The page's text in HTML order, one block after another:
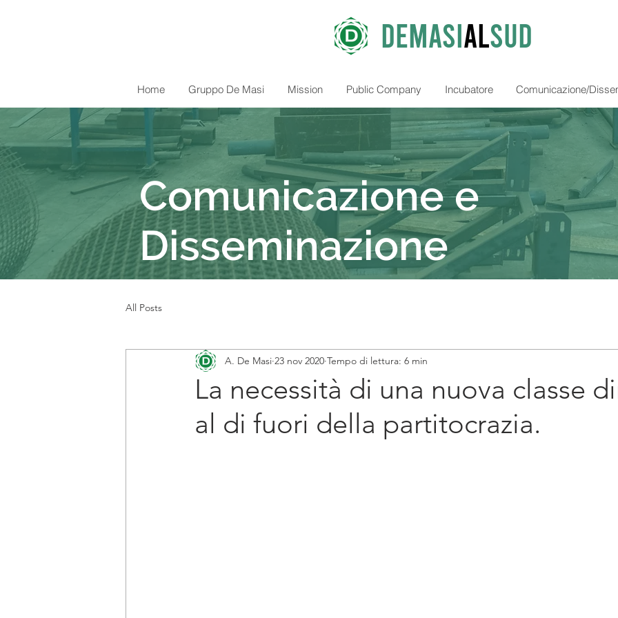
DEMASIALSUD
Home Gruppo De Masi Mission Public Company Incubatore Comunicazione/
Comunicazione e
Disseminazione
All Posts
La necessità di una nuova classe
al di fuori della partitocrazia.
A. De Masi 23 nov 2020 Tempo di lettura: 6 min